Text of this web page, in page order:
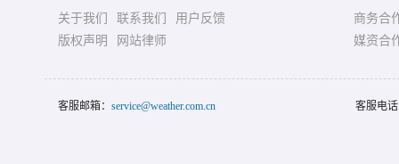
关于我们 联系我们
用户反馈
版权声明
网站律师
商务合
媒资合
客服邮箱： service@weather.com.cn 客服电